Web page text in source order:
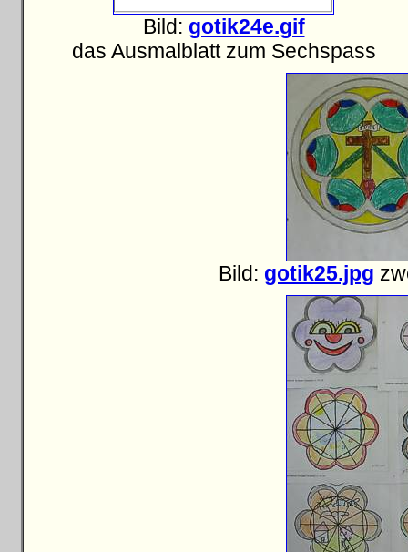
Bild: gotik24e.gif
das Ausmalblatt zum Sechspass
Bild: gotik25.jpg